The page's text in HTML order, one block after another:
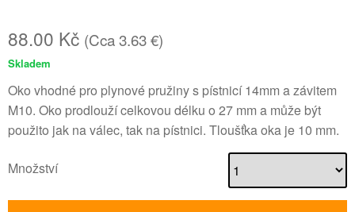
FAQ
88.00 Kč (Cca 3.63 €)
Skladem
Oko vhodné pro plynové pružiny s pístnicí 14mm a závitem
M10. Oko prodlouží celkovou délku o 27 mm a může být
použito jak na válec, tak na pístnici. Tloušťka oka je 10 mm.
Množství